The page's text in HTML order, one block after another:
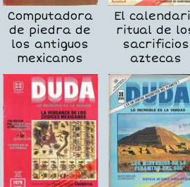
Computadora
de piedra de
los antiguos
mexicanos
El
ritual de
sacrificios
aztecas